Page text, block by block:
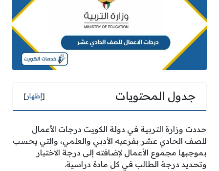
جدول المحتويات [إظهار]
حددت وزارة التربية في دولة الكويت درجات الأعمال
للصف الحادي عشر بفرعيه الأدبي والعلمي، والتي يحسب
بموجبها مجموع الأعمال لإضافته إلى درجة الاختبار
وتحديد درجة الطالب في كل مادة دراسية.